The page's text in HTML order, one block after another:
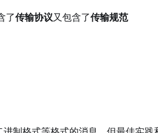
了传输协议又包含了传输规范